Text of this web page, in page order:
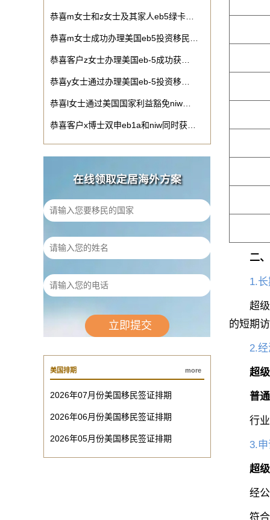
恭喜m女士和z女士及其家人eb5绿卡…
恭喜m女士成功办理美国eb5投资移民…
恭喜客户z女士办理美国eb-5成功获…
恭喜y女士通过办理美国eb-5投资移…
恭喜l女士通过美国国家利益豁免niw…
恭喜客户x博士双申eb1a和niw同时获…
在线领取定居海外方案
美国排期 more
2026年07月份美国移民签证排期
2026年06月份美国移民签证排期
2026年05月份美国移民签证排期
二
1.
超级签
的短期
2.
超
普
行业洞
3.
超
经公
符合